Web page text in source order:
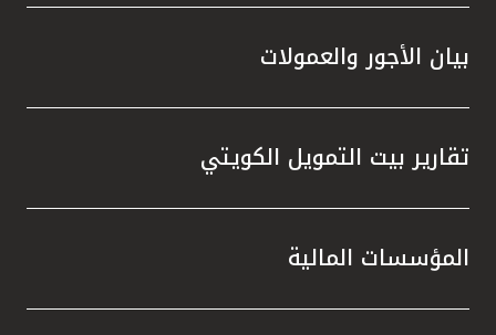
بيان الأجور والعمولات
تقارير بيت التمويل الكويتي
المؤسسات المالية